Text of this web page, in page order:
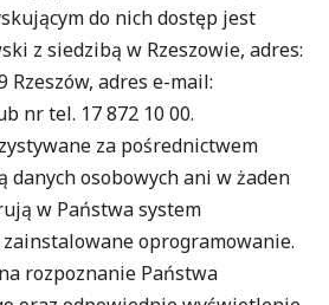
do nich dostęp jest
z siedzibą w Rzeszowie, adres:
Rzeszów, adres e-mail:
nr tel. 17 872 10 00.
za pośrednictwem
danych osobowych ani w żaden
w Państwa system
oprogramowanie.
rozpoznanie Państwa